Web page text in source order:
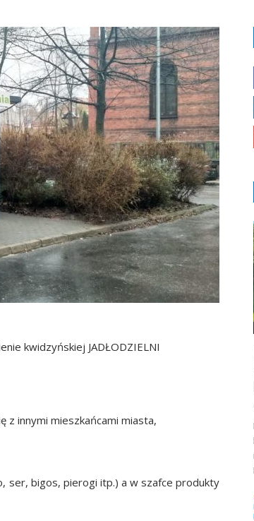
kwidzyńskiej JADŁODZIELNI
z innymi mieszkańcami miasta,
ser, bigos, pierogi itp.) a w szafce produkty